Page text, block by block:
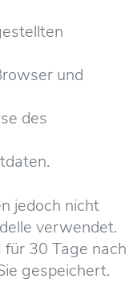
und
des
jedoch nicht
verwendet.
30 Tage nach
gespeichert.